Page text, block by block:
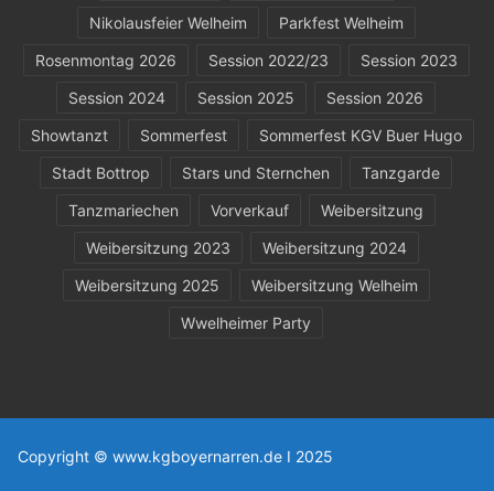
Nikolausfeier Welheim
Parkfest Welheim
Rosenmontag 2026
Session 2022/23
Session 2023
Session 2024
Session 2025
Session 2026
Showtanzt
Sommerfest
Sommerfest KGV Buer Hugo
Stadt Bottrop
Stars und Sternchen
Tanzgarde
Tanzmariechen
Vorverkauf
Weibersitzung
Weibersitzung 2023
Weibersitzung 2024
Weibersitzung 2025
Weibersitzung Welheim
Wwelheimer Party
Copyright © www.kgboyernarren.de I 2025